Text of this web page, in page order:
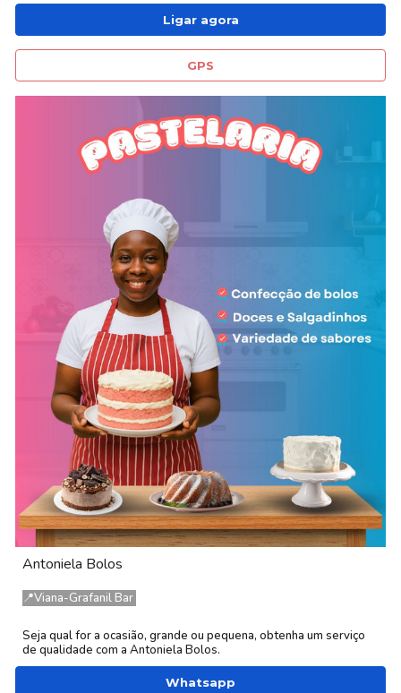
Ligar agora
GPS
Antoniela Bolos
📍Viana-Grafanil Bar
Seja qual for a ocasião, grande ou pequena, obtenha um serviço
de qualidade com a Antoniela Bolos.
Whatsapp